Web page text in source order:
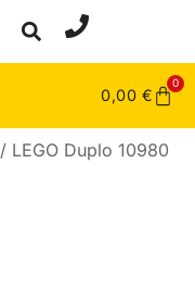
0,00 €
0
/ LEGO Duplo 10980